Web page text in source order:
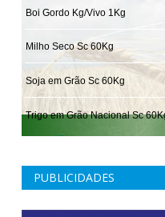
PUBLICIDADES